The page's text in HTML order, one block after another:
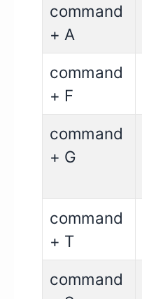
command
+ A
command
+ F
command
+ G
command
+ T
command